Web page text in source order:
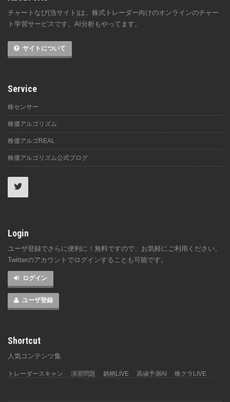
チャートなび(当サイト)は、株式トレーダー向けのオンラインのチャー
ト学習サービスです。AI分析もやってます。
サイトについて
Service
株センサー
株価アルゴリズム
株価アルゴREAL
株価アルゴリズム公式ブログ
Login
ユーザ登録でさらに便利に！無料ですので、お気軽にご利用ください。
Twitterのアカウントでログインすることも可能です。
ログイン
ユーザ登録
Shortcut
人気コンテンツ集
トレーダースキャン 演習問題 銘柄LIVE 高値予測AI 株クラLIVE